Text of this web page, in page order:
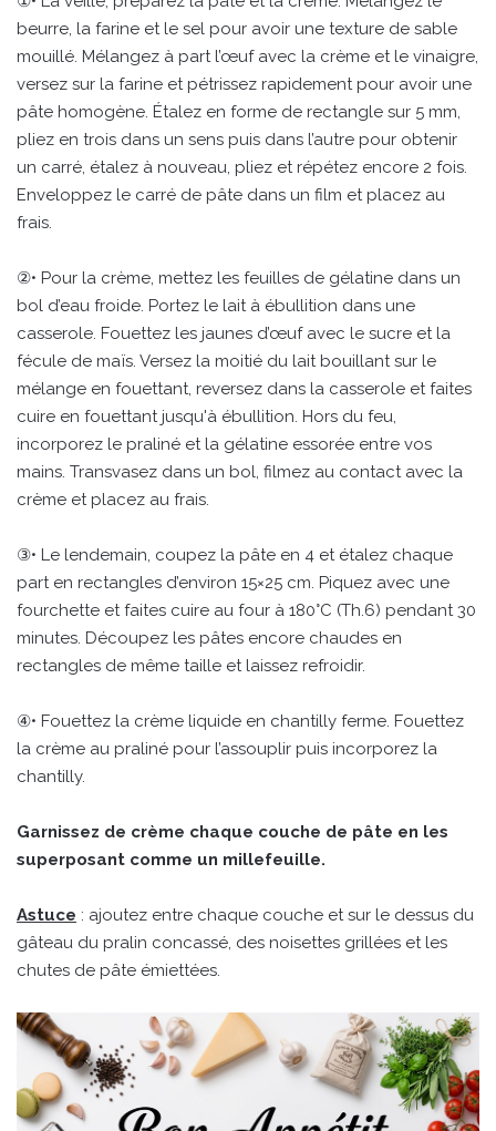
beurre, la farine et le sel pour avoir une texture de sable
mouillé. Mélangez à part l’œuf avec la crème et le vinaigre,
versez sur la farine et pétrissez rapidement pour avoir une
pâte homogène. Étalez en forme de rectangle sur 5 mm,
pliez en trois dans un sens puis dans l’autre pour obtenir
un carré, étalez à nouveau, pliez et répétez encore 2 fois.
Enveloppez le carré de pâte dans un film et placez au
frais.
②• Pour la crème, mettez les feuilles de gélatine dans un
bol d’eau froide. Portez le lait à ébullition dans une
casserole. Fouettez les jaunes d’œuf avec le sucre et la
fécule de maïs. Versez la moitié du lait bouillant sur le
mélange en fouettant, reversez dans la casserole et faites
cuire en fouettant jusqu'à ébullition. Hors du feu,
incorporez le praliné et la gélatine essorée entre vos
mains. Transvasez dans un bol, filmez au contact avec la
crème et placez au frais.
③• Le lendemain, coupez la pâte en 4 et étalez chaque
part en rectangles d’environ 15×25 cm. Piquez avec une
fourchette et faites cuire au four à 180°C (Th.6) pendant 30
minutes. Découpez les pâtes encore chaudes en
rectangles de même taille et laissez refroidir.
④• Fouettez la crème liquide en chantilly ferme. Fouettez
la crème au praliné pour l’assouplir puis incorporez la
chantilly.
Garnissez de crème chaque couche de pâte en les
superposant comme un millefeuille.
Astuce : ajoutez entre chaque couche et sur le dessus du
gâteau du pralin concassé, des noisettes grillées et les
chutes de pâte émiettées.